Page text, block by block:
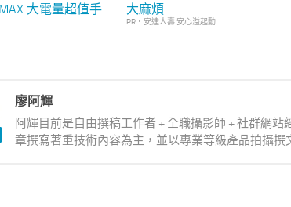
大電量超值手機
大麻煩
PR・安達人壽 安心溢起動
廖阿輝
阿輝目前是自由撰稿工作者 + 全職攝影師 + 社群網
章撰寫著重技術內容為主，並以專業等級產品拍攝